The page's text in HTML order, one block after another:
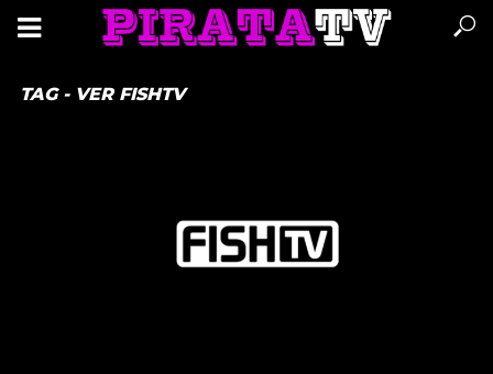
TAG - VER FISHTV